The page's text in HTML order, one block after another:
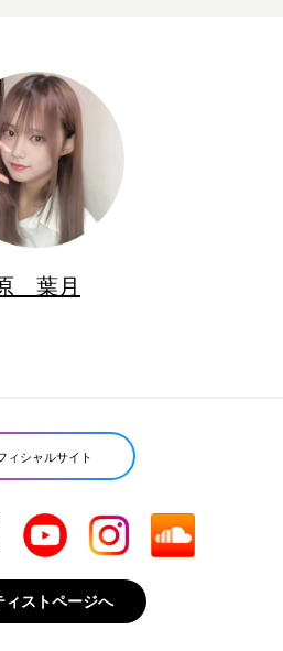
葉月
ィシャルサイト
ィストページへ